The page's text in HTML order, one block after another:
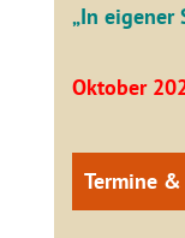
„In eigener
Oktober
Termine